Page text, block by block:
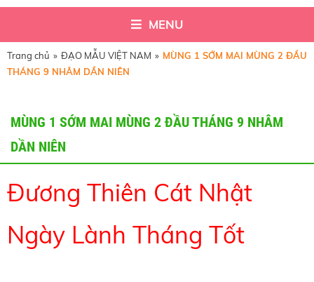
MENU
Trang chủ » ĐẠO MẪU VIỆT NAM » MÙNG 1 SỚM MAI MÙNG 2 ĐẦU
THÁNG 9 NHÂM DẦN NIÊN
MÙNG 1 SỚM MAI MÙNG 2 ĐẦU THÁNG 9 NHÂM
DẦN NIÊN
Đương Thiên Cát Nhật
Ngày Lành Tháng Tốt